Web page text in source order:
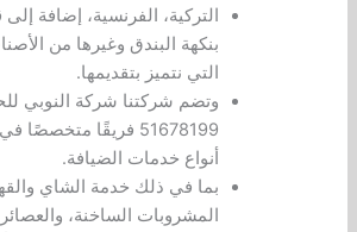
التركية، الفرنسية، إضافة إلى
بنكهة البندق وغيرها من
التي نتميز بتقديمها.
وتضم شركتنا شركة النوبي
51678199 فريقًا
أنواع خدمات الضيافة.
بما في ذلك خدمة الشاي
المشروبات الساخنة، والعصائر